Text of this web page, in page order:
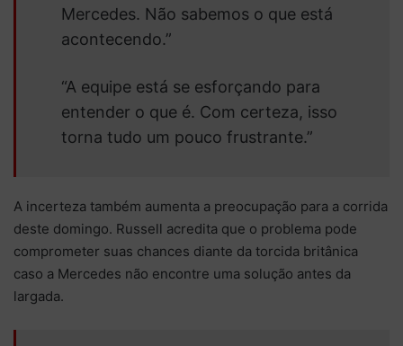
Mercedes. Não sabemos o que está
acontecendo.”
“A equipe está se esforçando para
entender o que é. Com certeza, isso
torna tudo um pouco frustrante.”
A incerteza também aumenta a preocupação para a corrida
deste domingo. Russell acredita que o problema pode
comprometer suas chances diante da torcida britânica
caso a Mercedes não encontre uma solução antes da
largada.